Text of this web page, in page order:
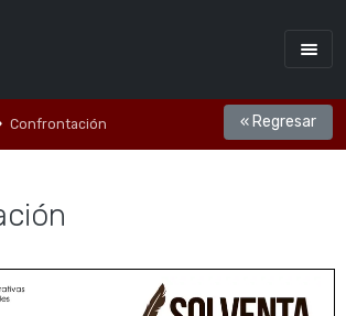
Confrontación « Regresar